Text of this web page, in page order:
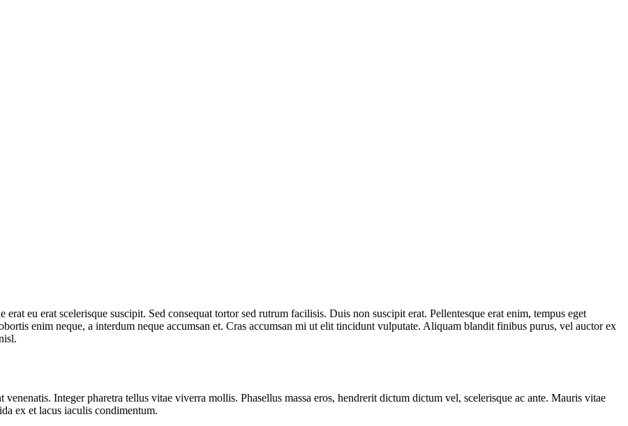
eu erat scelerisque suscipit. Sed consequat tortor sed rutrum facilisis. Duis non suscipit erat. Pellentesque erat enim, tempus eget
enim neque, a interdum neque accumsan et. Cras accumsan mi ut elit tincidunt vulputate. Aliquam blandit finibus purus, vel auctor ex
Integer pharetra tellus vitae viverra mollis. Phasellus massa eros, hendrerit dictum dictum vel, scelerisque ac ante. Mauris vitae
ex et lacus iaculis condimentum.